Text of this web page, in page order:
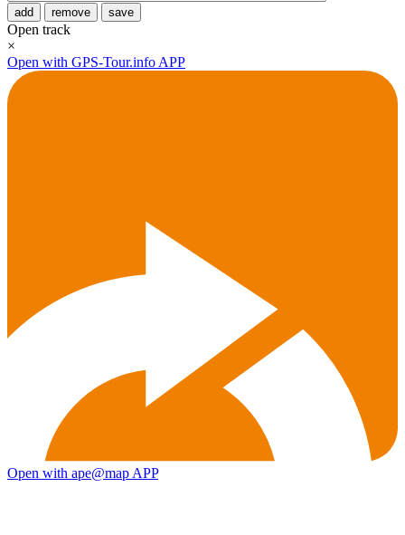
add remove save
Open track
×
Open with GPS-Tour.info APP
Open with ape@map APP